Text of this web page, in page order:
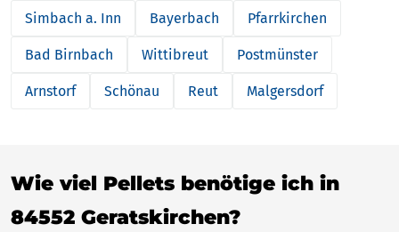
Simbach a. Inn Bayerbach Pfarrkirchen
Bad Birnbach Wittibreut Postmünster
Arnstorf Schönau Reut Malgersdorf
Wie viel Pellets benötige ich in
84552 Geratskirchen?